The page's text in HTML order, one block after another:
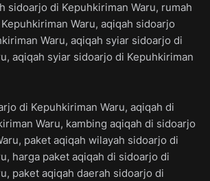
sidoarjo di Kepuhkiriman Waru, rumah
Waru, aqiqah sidoarjo
Waru, aqiqah syiar sidoarjo di
aqiqah syiar sidoarjo di Kepuhkiriman
di Kepuhkiriman Waru, aqiqah di
Waru, kambing aqiqah di sidoarjo
paket aqiqah wilayah sidoarjo di
harga paket aqiqah di sidoarjo di
paket aqiqah daerah sidoarjo di